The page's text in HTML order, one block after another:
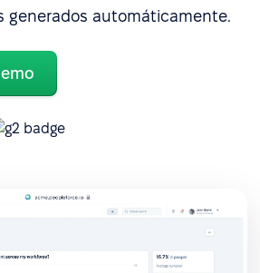
generados automáticamente.